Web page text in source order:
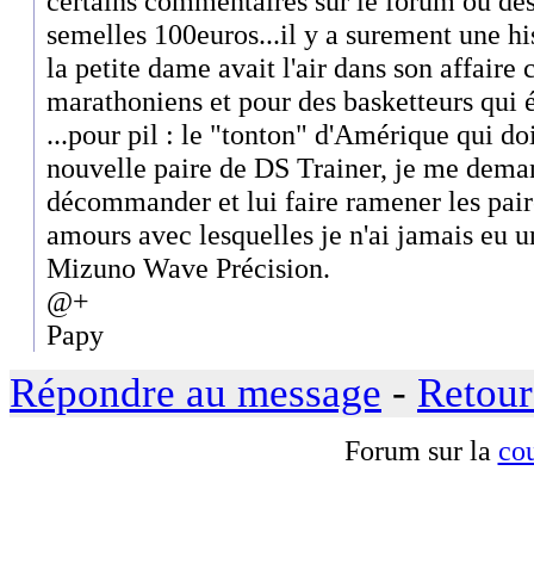
semelles 100euros...il y a surement une
la petite dame avait l'air dans son affaire
marathoniens et pour des basketteurs qui
...pour pil : le "tonton" d'Amérique qui
nouvelle paire de DS Trainer, je me
décommander et lui faire ramener les
amours avec lesquelles je n'ai jamais eu
Mizuno Wave Précision.
@+
Papy
Répondre au message -
Forum sur la